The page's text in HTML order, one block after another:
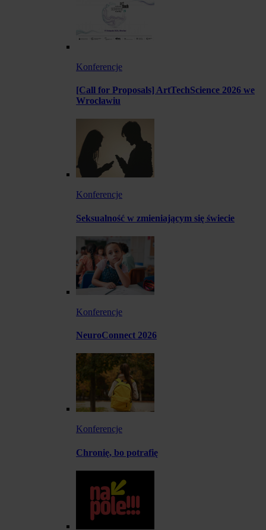
Konferencje
[Call for Proposals] ArtTechScience 2026 we
Wrocławiu
Konferencje
Seksualność w zmieniającym się świecie
Konferencje
NeuroConnect 2026
Konferencje
Chronię, bo potrafię